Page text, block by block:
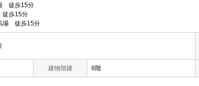
徒歩15分
歩15分
場 徒歩15分
建物階建 6階